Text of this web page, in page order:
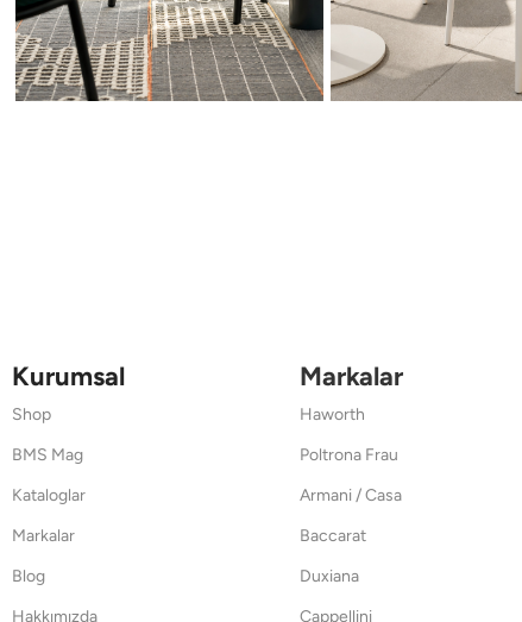
Kurumsal
Shop
BMS Mag
Kataloglar
Markalar
Blog
Hakkımızda
Markalar
Haworth
Poltrona Frau
Armani / Casa
Baccarat
Duxiana
Cappellini